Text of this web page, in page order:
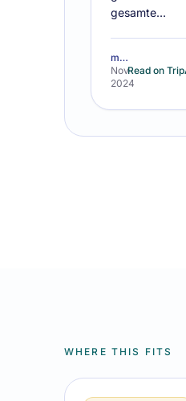
gesamte…
mathiasp918
Nov
2024
Read on
WHERE THIS FITS